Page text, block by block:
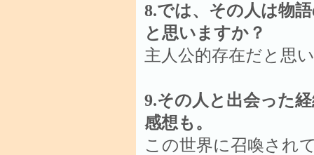
8.では、その人は物
と思いますか？
主人公的存在だと思
9.その人と出会った
感想も。
この世界に召喚され